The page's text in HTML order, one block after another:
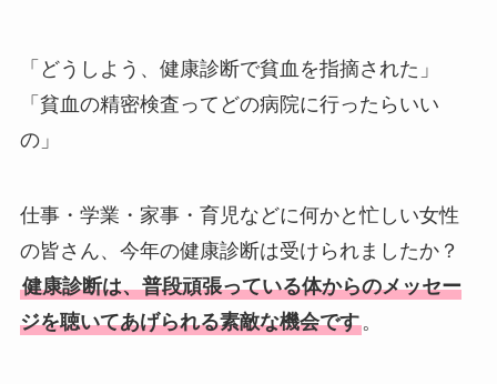
「どうしよう、健康診断で貧血を指摘された」
「貧血の精密検査ってどの病院に行ったらいい
の」
仕事・学業・家事・育児などに何かと忙しい女性
の皆さん、今年の健康診断は受けられましたか？
健康診断は、普段頑張っている体からのメッセー
ジを聴いてあげられる素敵な機会です。